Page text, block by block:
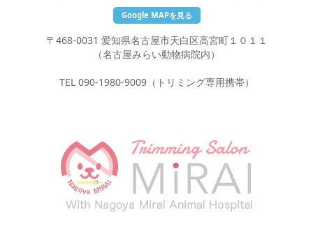
Google MAPを見る
〒468-0031 愛知県名古屋市天白区高宮町１０１１
（名古屋みらい動物病院内）
TEL 090-1980-9009（トリミング専用携帯）